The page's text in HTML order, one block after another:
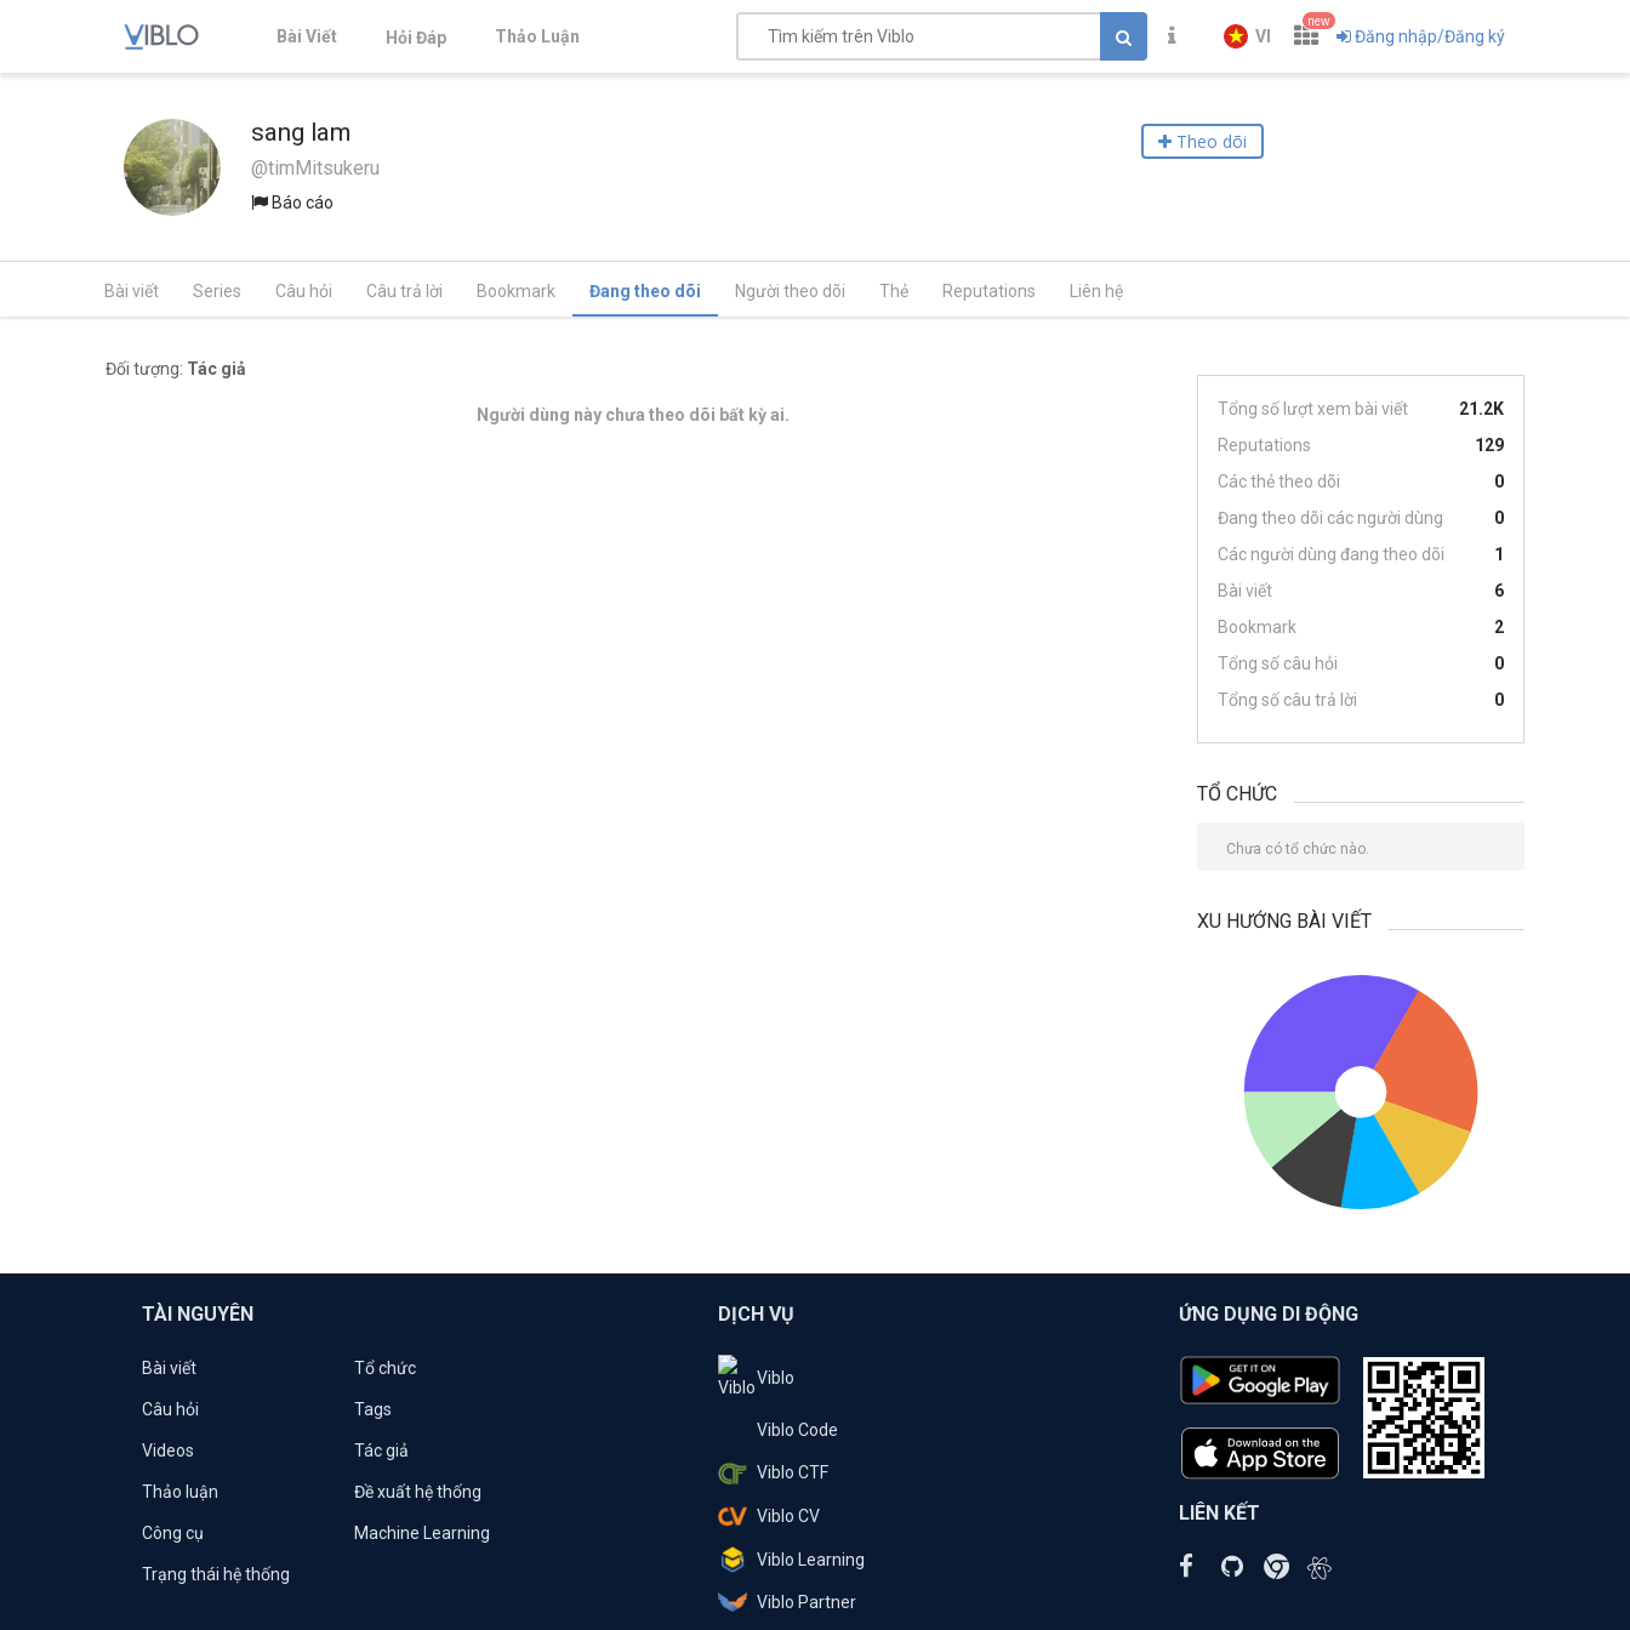
Bài Viết Hỏi Đáp Thảo Luận VI
new
Đăng nhập/Đăng ký
sang lam
@timMitsukeru
Báo cáo
Theo dõi
Bài viết Series Câu hỏi Câu trả lời Bookmark Đang theo dõi Người theo dõi Thẻ Reputations Liên hệ
Đối tượng: Tác giả
Người dùng này chưa theo dõi bất kỳ ai. Tổng số lượt xem bài viết
21.2K
Reputations
129
Các thẻ theo dõi
0
Đang theo dõi các người dùng
0
Các người dùng đang theo dõi
1
Bài viết
6
Bookmark
2
Tổng số câu hỏi
0
Tổng số câu trả lời
0
TỔ CHỨC
Chưa có tổ chức nào.
XU HƯỚNG BÀI VIẾT
TÀI NGUYÊN
Bài viết Tổ chức
Câu hỏi Tags
Videos Tác giả
Thảo luận Đề xuất hệ thống
Công cụ Machine Learning
Trạng thái hệ thống
DỊCH VỤ
Viblo
Viblo Code
Viblo CTF
Viblo CV
Viblo Learning
Viblo Partner
ỨNG DỤNG DI ĐỘNG
LIÊN KẾT